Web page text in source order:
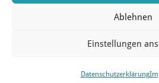
Ablehnen
Einstellungen
Datenschutzerklärung
Datenschutzerklärung|Impressum